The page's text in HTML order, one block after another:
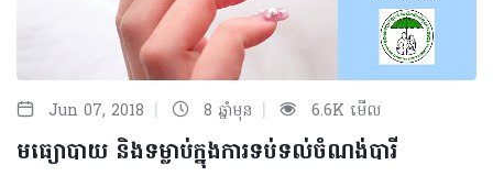
Jun 07, 2018 | 8 ឆ្នាំមុន | 6.6K មើល
មធ្យោបាយ និងទម្លាប់ក្នុងការទប់ទល់ចំណង់បារី